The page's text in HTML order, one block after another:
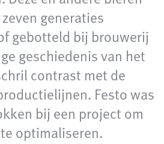
generaties
gebotteld bij brouwerij
geschiedenis van het
contrast met de
Festo was
bij een project om
optimaliseren.